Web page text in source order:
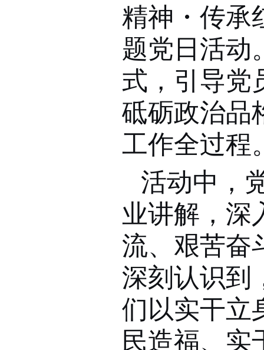
精神 ・ 传承
题党日活动
式，引导党
砥砺政治品
工作全过程
活动中，
业讲解，深
流、艰苦奋
深刻认识到
们以实干立
民造福、实